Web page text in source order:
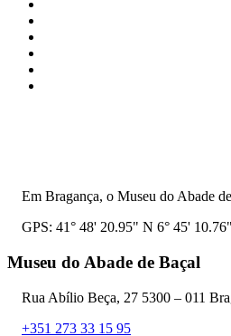
Em Bragança, o Museu do Abade
GPS: 41° 48' 20.95" N 6° 45'
Museu do Abade de Baçal
Rua Abílio Beça, 27 5300 – 011
+351 273 33 15 95